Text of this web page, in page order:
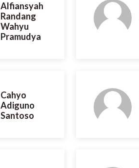
Alfiansyah
Randang
Wahyu
Pramudya
Cahyo
Adiguno
Santoso